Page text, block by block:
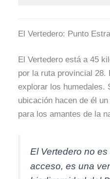
El Vertedero: Punto
El Vertedero está a 45
por la ruta provincial 28.
explorar los humedales.
ubicación hacen de él
para los amantes de la
El Vertedero no
acceso, es una